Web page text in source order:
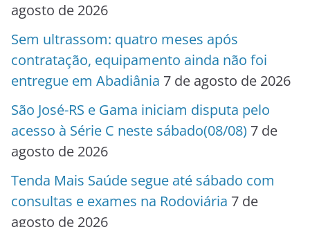
agosto de 2026
Sem ultrassom: quatro meses após
contratação, equipamento ainda não foi
entregue em Abadiânia 7 de agosto de 2026
São José-RS e Gama iniciam disputa pelo
acesso à Série C neste sábado(08/08) 7 de
agosto de 2026
Tenda Mais Saúde segue até sábado com
consultas e exames na Rodoviária 7 de
agosto de 2026